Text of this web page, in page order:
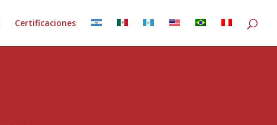
Certificaciones